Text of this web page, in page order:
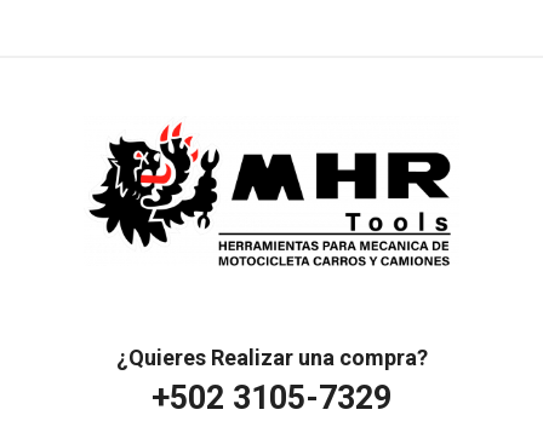
¿Quieres Realizar una compra?
+502 3105-7329